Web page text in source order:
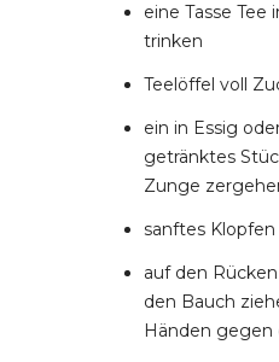
eine Tasse Tee
trinken
Teelöffel voll
ein in Essig
getränktes
Zunge
sanftes
auf den
den Bauch
Händen gegen